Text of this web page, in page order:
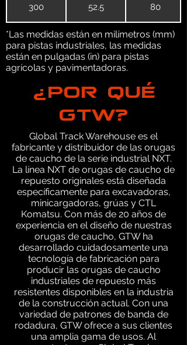
300 52.5 80
*Las medidas están en milímetros (mm)
para pistas industriales, las medidas
están en pulgadas (in) para pistas
agrícolas y pavimentadoras.
¿POR QUÉ
GTW?
Global Track Warehouse es el
fabricante y distribuidor de las orugas
de caucho de la serie industrial NXT.
La línea NXT de orugas de caucho de
repuesto originales está diseñada
específicamente para excavadoras,
minicargadoras, grúas y CTL
Komatsu. Con más de 20 años de
experiencia en el diseño de nuestras
orugas de caucho, GTW ha
desarrollado cuidadosamente una
tecnología de fabricación para
producir las orugas de caucho
industriales de repuesto más
resistentes disponibles en la industria
de la construcción actual. Con una
variedad de patrones de banda de
rodadura, GTW ofrece a sus clientes
una amplia gama de usos. Al